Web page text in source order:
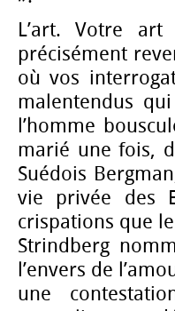
L’art. Votre
précisément
où vos
malentendus
l’homme
marié une fois,
Suédois
vie privée des
crispations que
Strindberg
l’envers de
une